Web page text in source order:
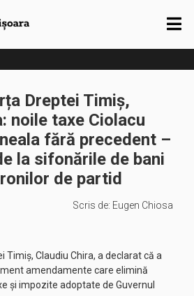
Dreptei Timiș,
noile taxe Ciolacu
fără precedent –
la sifonările de bani
de partid
Scris de: Eugen Chiosa
Timiș, Claudiu Chira, a declarat că a
amendamente care elimină
și impozite adoptate de Guvernul